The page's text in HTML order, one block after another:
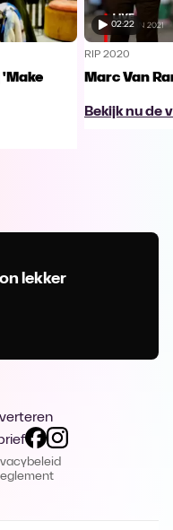
'Make
02:22
RIP 2020
Marc Van
Bekijk nu de
lekker